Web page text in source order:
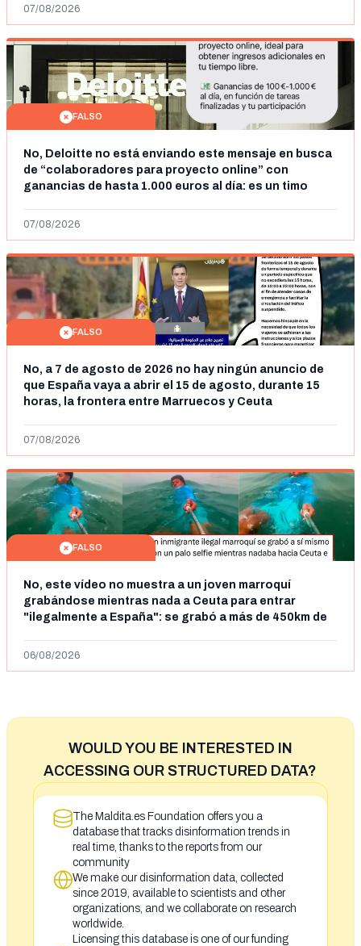
07/08/2026
FALSO
No, Deloitte no está enviando este mensaje en busca
de “colaboradores para proyecto online” con
ganancias de hasta 1.000 euros al día: es un timo
07/08/2026
FALSO
No, a 7 de agosto de 2026 no hay ningún anuncio de
que España vaya a abrir el 15 de agosto, durante 15
horas, la frontera entre Marruecos y Ceuta
07/08/2026
FALSO
No, este vídeo no muestra a un joven marroquí
grabándose mientras nada a Ceuta para entrar
"ilegalmente a España": se grabó a más de 450km de
06/08/2026
WOULD YOU BE INTERESTED IN
ACCESSING OUR STRUCTURED DATA?
The Maldita.es Foundation offers you a
database that tracks disinformation trends in
real time, thanks to the reports from our
community
We make our disinformation data, collected
since 2019, available to scientists and other
organizations, and we collaborate on research
worldwide.
Licensing this database is one of our funding